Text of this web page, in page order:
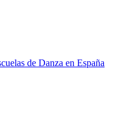
de Danza en España